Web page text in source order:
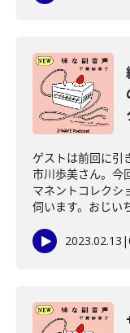
ゲストは前回に引
市川歩美さん。今
マネントコレクシ
伺います。おじい
2023.02.13 |